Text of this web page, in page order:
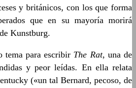
y británicos, con los que forma
que en su mayoría morirá
Kunstburg.
tema para escribir The Rat, una de
y peor leídas. En ella relata
(«un tal Bernard, pecoso, de